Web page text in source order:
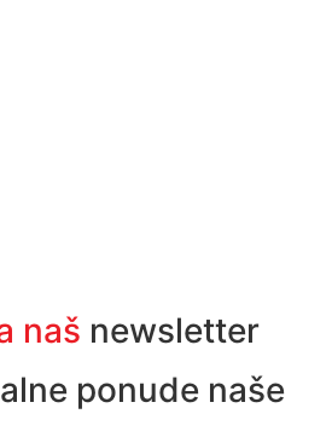
naš newsletter
ponude naše